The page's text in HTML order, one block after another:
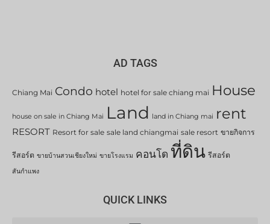
AD TAGS
Chiang Mai Condo hotel hotel for sale chiang mai House
house on sale in Chiang Mai Land land in Chiang mai rent
RESORT Resort for sale sale land chiangmai sale resort ขายกิจการ
รีสอร์ต ขายบ้านสวนเชียงใหม่ ขายโรงแรม คอนโด ที่ดิน รีสอร์ต
สันกำแพง
QUICK LINKS